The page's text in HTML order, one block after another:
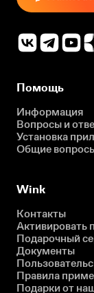
Помощь
Информация
Вопросы и
Установка
Общие
Wink
Контакты
Активировать
Подарочный
Документы
Правила
Подарки от